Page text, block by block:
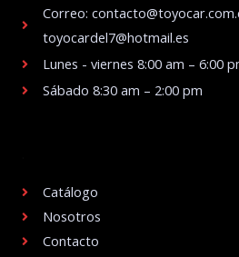
Correo:
toyocardel7@hotmail.es
Lunes - viernes 8:00 am – 6:00
Sábado 8:30 am – 2:00 pm
Catálogo
Nosotros
Contacto